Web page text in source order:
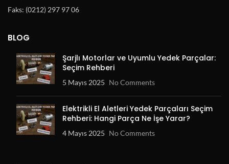
Faks: (0212) 297 97 06
BLOG
Şarjlı Motorlar ve Uyumlu Yedek Parçalar:
Seçim Rehberi
5 Mayıs 2025 No Comments
Elektrikli El Aletleri Yedek Parçaları Seçim
Rehberi: Hangi Parça Ne İşe Yarar?
4 Mayıs 2025 No Comments